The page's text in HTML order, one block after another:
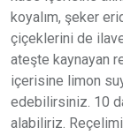
koyalım, şeker
çiçeklerini de
ateşte kaynayan
içerisine limon
edebilirsiniz. 10
alabiliriz.